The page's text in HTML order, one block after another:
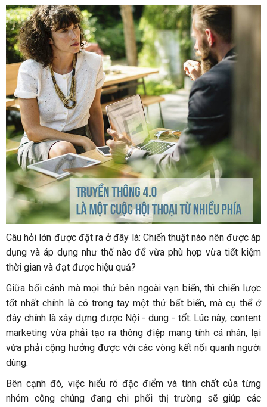
Câu hỏi lớn được đặt ra ở đây là: Chiến thuật nào nên được áp
dụng và áp dụng như thế nào để vừa phù hợp vừa tiết kiệm
thời gian và đạt được hiệu quả?
Giữa bối cảnh mà mọi thứ bên ngoài vạn biến, thì chiến lược
tốt nhất chính là có trong tay một thứ bất biến, mà cụ thể ở
đây chính là xây dựng được Nội - dung - tốt. Lúc này, content
marketing vừa phải tạo ra thông điệp mang tính cá nhân, lại
vừa phải cộng hưởng được với các vòng kết nối quanh người
dùng.
Bên cạnh đó, việc hiểu rõ đặc điểm và tính chất của từng
nhóm công chúng đang chi phối thị trường sẽ giúp các